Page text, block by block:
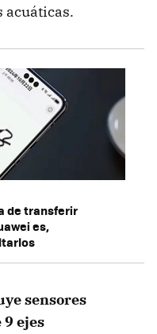
acuáticas.
de transferir
es,
sensores
9 ejes